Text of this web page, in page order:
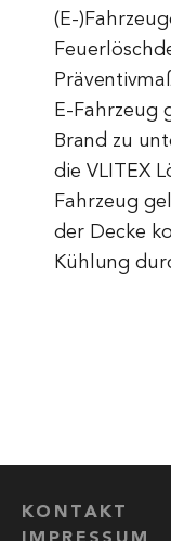
(E-
E-Fahrzeug
Brand zu
die VLITEX
Fahrzeug
der Decke
Kühlung
KONTAKT